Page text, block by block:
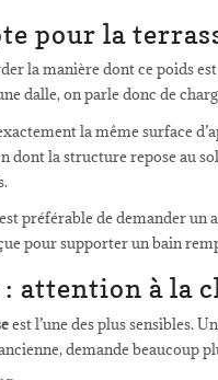
pour la
la manière dont ce poids
dalle, on parle donc de
la même surface
la structure repose au
préférable de demander un
pour supporter un bain
attention à la
est l’une des plus sensibles.
demande beaucoup